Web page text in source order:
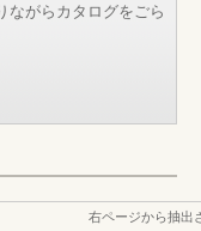
ながらカタログをごら
右ページから抽出